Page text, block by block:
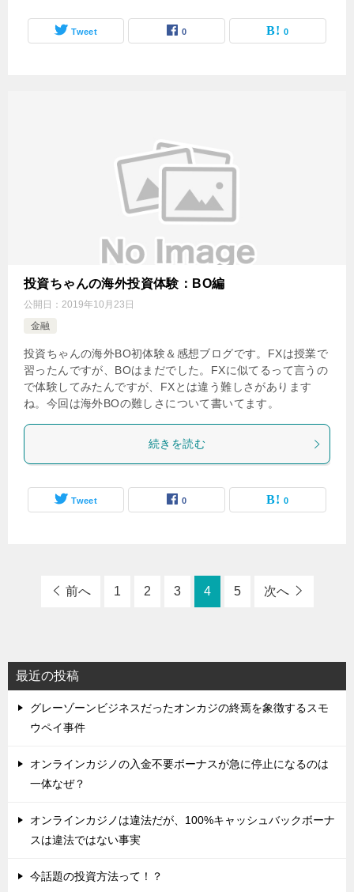
Tweet 0 0
投資ちゃんの海外投資体験：BO編
公開日： 2019年10月23日
金融
投資ちゃんの海外BO初体験＆感想ブログです。FXは授業で
習ったんですが、BOはまだでした。FXに似てるって言うの
で体験してみたんですが、FXとは違う難しさがあります
ね。今回は海外BOの難しさについて書いてます。
続きを読む
Tweet 0 0
前へ 1 2 3 4 5 次へ
最近の投稿
グレーゾーンビジネスだったオンカジの終焉を象徴するスモ
ウペイ事件
オンラインカジノの入金不要ボーナスが急に停止になるのは
一体なぜ？
オンラインカジノは違法だが、100%キャッシュバックボーナ
スは違法ではない事実
今話題の投資方法って！？